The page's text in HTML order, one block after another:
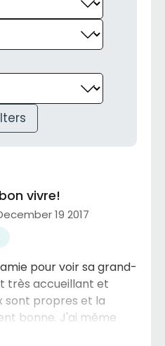
vivre!
19 2017
pour voir sa grand-
très accueillant et
sont propres et la
bonne. J'ai même